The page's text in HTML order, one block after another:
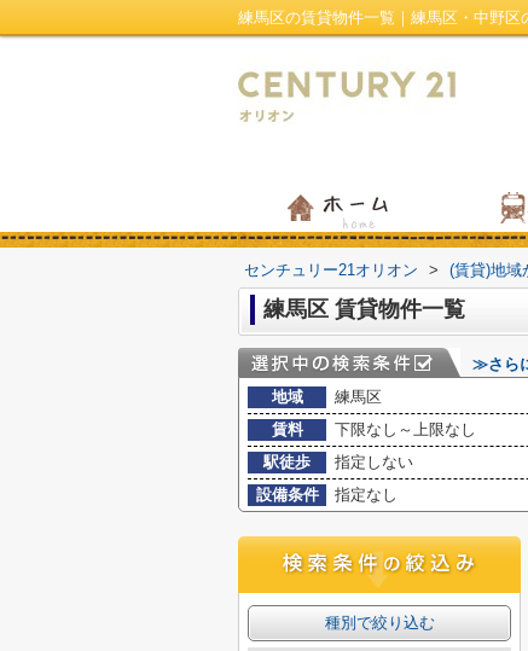
練馬区の賃貸物件一覧｜練馬区・中野
センチュリー21オリオン > (賃貸)地域
練馬区 賃貸物件一覧
≫さら
地域
練馬区
賃料
下限なし～上限なし
駅徒歩
指定しない
設備条件
指定なし
種別で絞り込む